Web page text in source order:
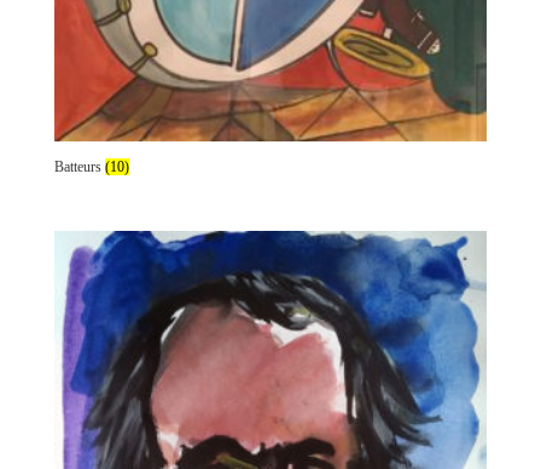
Batteurs (10)